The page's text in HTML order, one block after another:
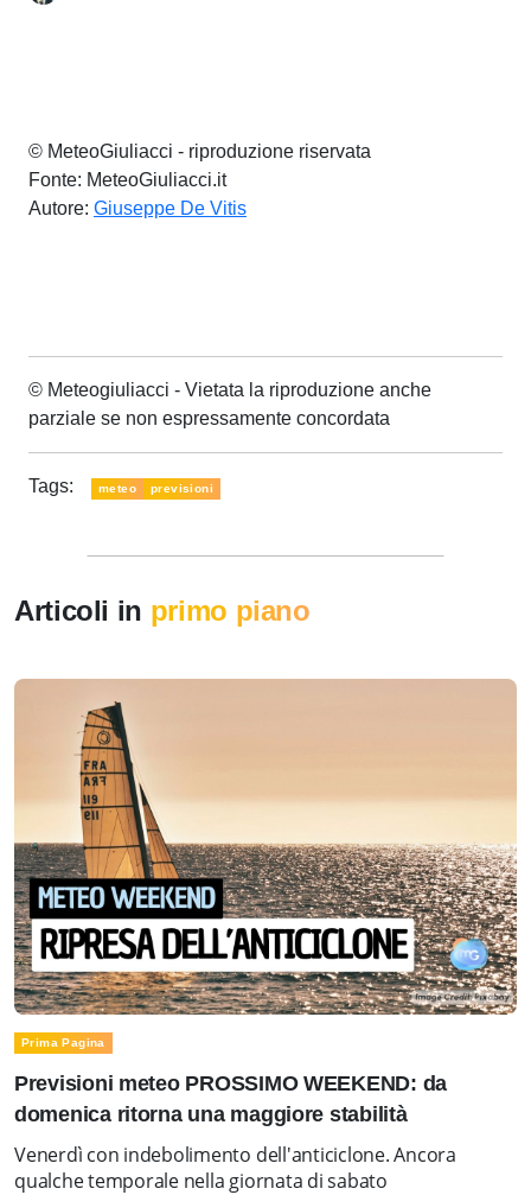
© MeteoGiuliacci - riproduzione riservata
Fonte: MeteoGiuliacci.it
Autore: Giuseppe De Vitis
© Meteogiuliacci - Vietata la riproduzione anche
parziale se non espressamente concordata
Tags: meteo previsioni
Articoli in primo piano
Prima Pagina
Previsioni meteo PROSSIMO WEEKEND: da
domenica ritorna una maggiore stabilità
Venerdì con indebolimento dell'anticiclone. Ancora
qualche temporale nella giornata di sabato